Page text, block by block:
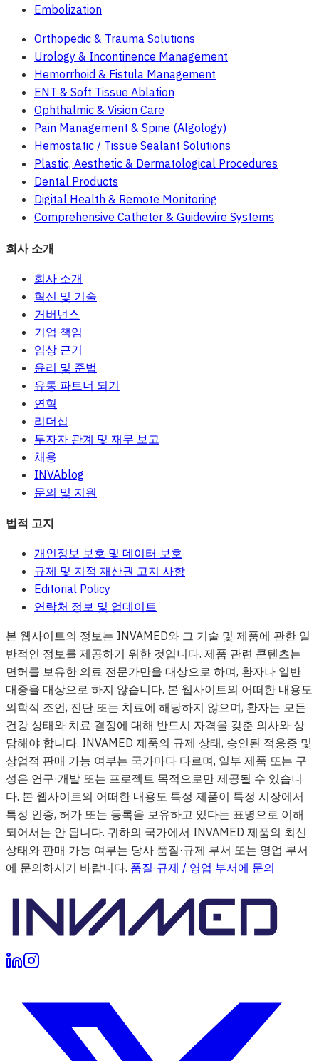
Embolization
Orthopedic & Trauma Solutions
Urology & Incontinence Management
Hemorrhoid & Fistula Management
ENT & Soft Tissue Ablation
Ophthalmic & Vision Care
Pain Management & Spine (Algology)
Hemostatic / Tissue Sealant Solutions
Plastic, Aesthetic & Dermatological Procedures
Dental Products
Digital Health & Remote Monitoring
Comprehensive Catheter & Guidewire Systems
회사 소개
회사 소개
혁신 및 기술
거버넌스
기업 책임
임상 근거
윤리 및 준법
유통 파트너 되기
연혁
리더십
투자자 관계 및 재무 보고
채용
INVAblog
문의 및 지원
법적 고지
개인정보 보호 및 데이터 보호
규제 및 지적 재산권 고지 사항
Editorial Policy
연락처 정보 및 업데이트
본 웹사이트의 정보는 INVAMED와 그 기술 및 제품에 관한 일
반적인 정보를 제공하기 위한 것입니다. 제품 관련 콘텐츠는
면허를 보유한 의료 전문가만을 대상으로 하며, 환자나 일반
대중을 대상으로 하지 않습니다. 본 웹사이트의 어떠한 내용도
의학적 조언, 진단 또는 치료에 해당하지 않으며, 환자는 모든
건강 상태와 치료 결정에 대해 반드시 자격을 갖춘 의사와 상
담해야 합니다. INVAMED 제품의 규제 상태, 승인된 적응증 및
상업적 판매 가능 여부는 국가마다 다르며, 일부 제품 또는 구
성은 연구·개발 또는 프로젝트 목적으로만 제공될 수 있습니
다. 본 웹사이트의 어떠한 내용도 특정 제품이 특정 시장에서
특정 인증, 허가 또는 등록을 보유하고 있다는 표명으로 이해
되어서는 안 됩니다. 귀하의 국가에서 INVAMED 제품의 최신
상태와 판매 가능 여부는 당사 품질·규제 부서 또는 영업 부서
에 문의하시기 바랍니다. 품질·규제 / 영업 부서에 문의